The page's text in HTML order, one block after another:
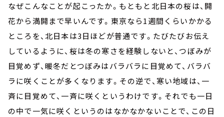
なぜこんなことが起こったか。もともと北日本の桜は、開
花から満開まで早いんです。東京なら1週間くらいかかる
ところを、北日本は3日ほどが普通です。たびたびお伝え
しているように、桜は冬の寒さを経験しないと、つぼみが
目覚めず、暖冬だとつぼみはバラバラに目覚めて、バラバ
ラに咲くことが多くなります。その逆で、寒い地域は、一
斉に目覚めて、一斉に咲くというわけです。それでも一日
の中で一気に咲くというのはなかなかないことで、この日